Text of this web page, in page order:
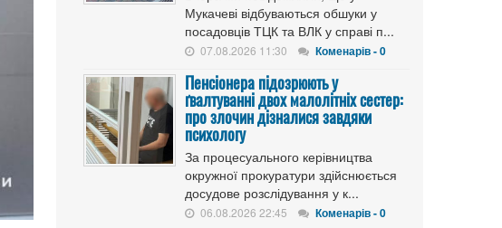
Мукачеві відбуваються обшуки у
посадовців ТЦК та ВЛК у справі п...
07.08.2026 11:30 Коменарів - 0
Пенсіонера підозрюють у
ґвалтуванні двох малолітніх сестер:
про злочин дізналися завдяки
психологу
За процесуального керівництва
окружної прокуратури здійснюється
досудове розслідування у к...
06.08.2026 22:45 Коменарів - 0